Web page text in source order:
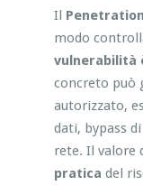
Il
modo
vulnerabilità
concreto può
autorizzato,
dati, bypass
rete. Il valore
pratica del